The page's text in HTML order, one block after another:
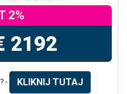
2%
2192
- KLIKNIJ TUTAJ